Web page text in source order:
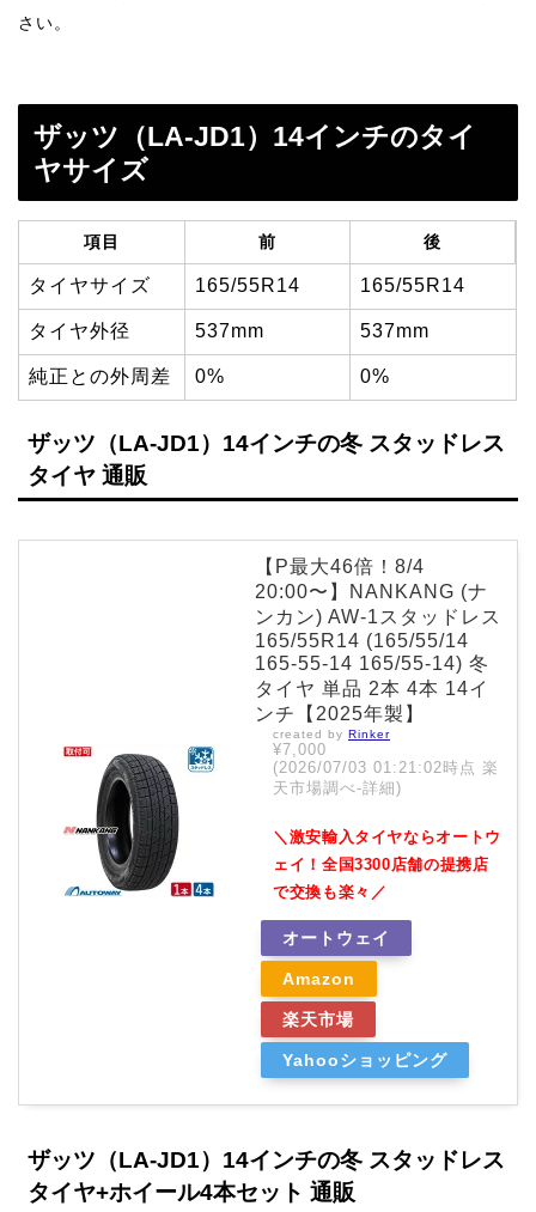
さい。
ザッツ（LA-JD1）14インチのタイ
ヤサイズ
項目 前 後
タイヤサイズ 165/55R14 165/55R14
タイヤ外径 537mm 537mm
純正との外周差 0% 0%
ザッツ（LA-JD1）14インチの冬 スタッドレス
タイヤ 通販
【P最大46倍！8/4
20:00〜】NANKANG (ナ
ンカン) AW-1スタッドレス
165/55R14 (165/55/14
165-55-14 165/55-14) 冬
タイヤ 単品 2本 4本 14イ
ンチ【2025年製】
created by Rinker
¥7,000
(2026/07/03 01:21:02時点 楽
天市場調べ-詳細)
＼激安輸入タイヤならオートウ
ェイ！全国3300店舗の提携店
で交換も楽々／
オートウェイ
Amazon
楽天市場
Yahooショッピング
ザッツ（LA-JD1）14インチの冬 スタッドレス
タイヤ+ホイール4本セット 通販